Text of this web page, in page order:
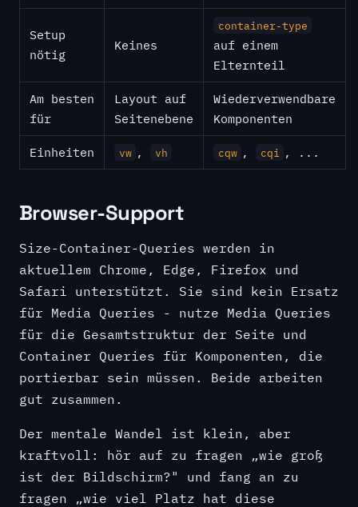
Setup
nötig
Keines
container-type
auf einem
Elternteil
Am besten
für
Layout auf
Seitenebene
Wiederverwendbare
Komponenten
Einheiten vw , vh cqw , cqi , ...
Browser-Support
Size-Container-Queries werden in
aktuellem Chrome, Edge, Firefox und
Safari unterstützt. Sie sind kein Ersatz
für Media Queries - nutze Media Queries
für die Gesamtstruktur der Seite und
Container Queries für Komponenten, die
portierbar sein müssen. Beide arbeiten
gut zusammen.
Der mentale Wandel ist klein, aber
kraftvoll: hör auf zu fragen „wie groß
ist der Bildschirm?" und fang an zu
fragen „wie viel Platz hat diese